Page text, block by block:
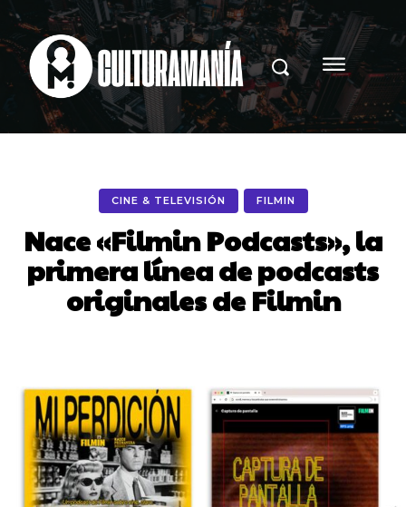
CINE & TELEVISIÓN FILMIN
Nace «Filmin Podcasts», la
primera línea de podcasts
originales de Filmin